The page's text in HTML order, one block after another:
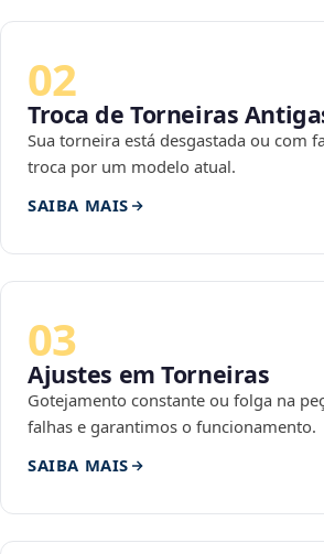
02
Troca de Torneiras
Sua torneira está desgastada ou com
troca por um modelo atual.
SAIBA MAIS
03
Ajustes em Torneiras
Gotejamento constante ou folga na
falhas e garantimos o funcionamento.
SAIBA MAIS